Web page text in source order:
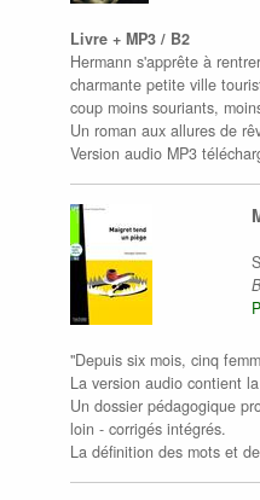
Livre + MP3 / B2
Hermann s'apprête à
charmante petite ville
coup moins souriants,
Un roman aux allures de
Version audio MP3
"Depuis six mois, cinq
La version audio contient
Un dossier pédagogique
loin - corrigés intégrés.
La définition des mots et